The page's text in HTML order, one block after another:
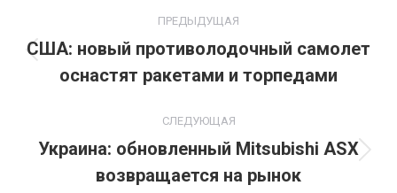
по
записям
ПРЕДЫДУЩАЯ
Предыдущая
запись:
США: новый противолодочный самолет
оснастят ракетами и торпедами
СЛЕДУЮЩАЯ
Следующая
запись:
Украина: обновленный Mitsubishi ASX
возвращается на рынок